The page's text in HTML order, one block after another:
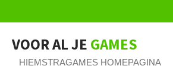
direct
naar
de
hoofdinhoud
VOOR AL JE GAMES
HIEMSTRAGAMES HOMEPAGINA